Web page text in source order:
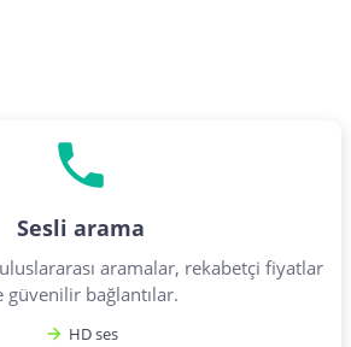
Sesli arama
aramalar, rekabetçi fiyatlar
güvenilir bağlantılar.
HD ses